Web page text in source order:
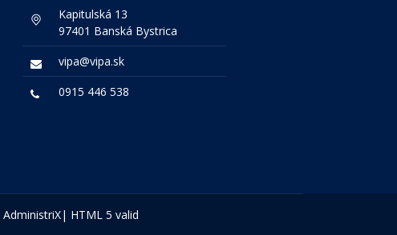
Kapitulská 13
97401 Banská Bystrica
vipa@vipa.sk
0915 446 538
AdministriX| HTML 5 valid